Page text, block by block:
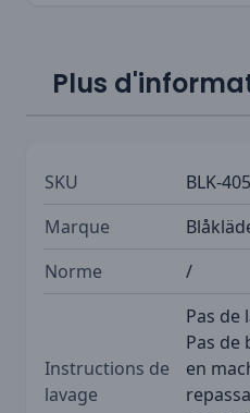
Plus
SKU
BLK-
Marque
Norme
/
Instructions de
lavage
Pas de
Pas de
en